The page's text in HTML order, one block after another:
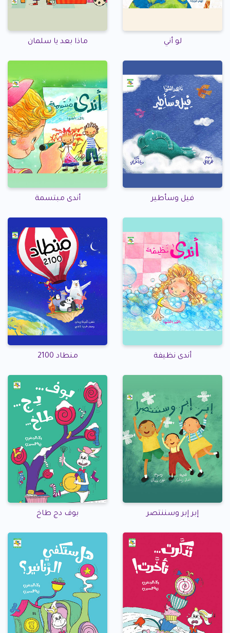
لو أني ماذا بعد يا سلمان
فيل وسأطير أندى مبتسمة
أندى نظيفة منطاد 2100
إبر إبر وسننتصر بوف دج طاخ